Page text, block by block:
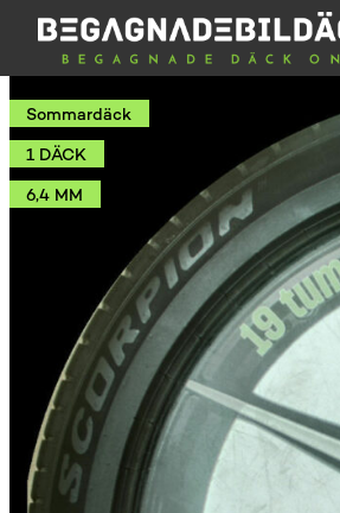
Sommardäck
1 DÄCK
6,4 MM